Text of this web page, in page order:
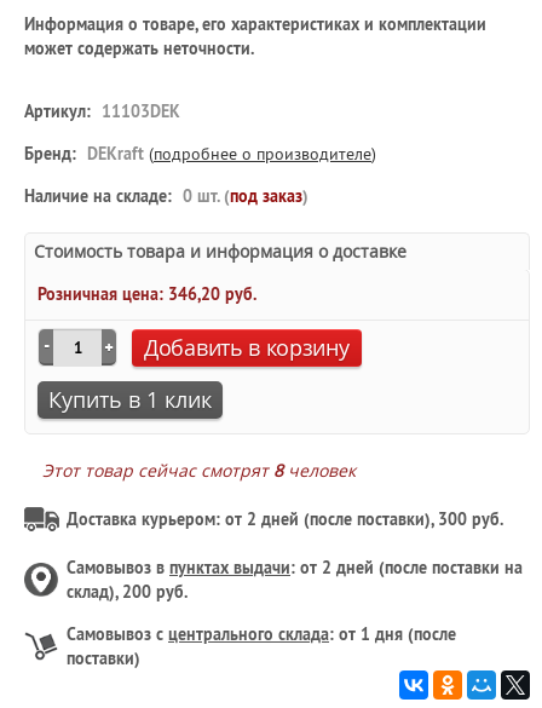
Информация о товаре, его характеристиках и комплектации
может содержать неточности.
Артикул: 11103DEK
Бренд: DEKraft (подробнее о производителе)
Наличие на складе: 0 шт. (под заказ)
Стоимость товара и информация о доставке
Розничная цена: 346,20 руб.
Добавить в корзину
Купить в 1 клик
Этот товар сейчас смотрят 8человек
Доставка курьером: от 2 дней (после поставки), 300 руб.
Самовывоз в пунктах выдачи: от 2 дней (после поставки на
склад), 200 руб.
Самовывоз с центрального склада: от 1 дня (после
поставки)